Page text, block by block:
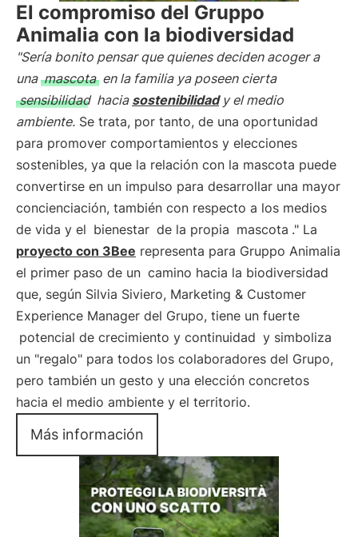
El compromiso del Gruppo
Animalia con la biodiversidad
"Sería bonito pensar que quienes deciden acoger a
una mascota en la familia ya poseen cierta
sensibilidad hacia sostenibilidady el medio
ambiente. Se trata, por tanto, de una oportunidad
para promover comportamientos y elecciones
sostenibles, ya que la relación con la mascota puede
convertirse en un impulso para desarrollar una mayor
concienciación, también con respecto a los medios
de vida y el bienestar de la propia mascota ." La
proyecto con 3Bee representa para Gruppo Animalia
el primer paso de un camino hacia la biodiversidad
que, según Silvia Siviero, Marketing & Customer
Experience Manager del Grupo, tiene un fuerte
potencial de crecimiento y continuidad y simboliza
un "regalo" para todos los colaboradores del Grupo,
pero también un gesto y una elección concretos
hacia el medio ambiente y el territorio.
Más información